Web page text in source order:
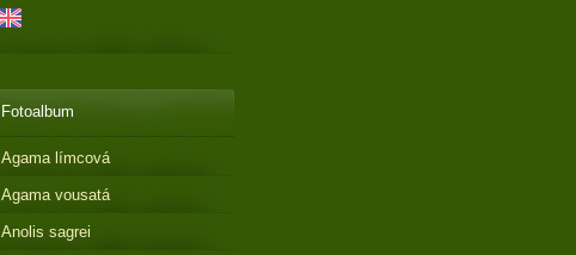
Fotoalbum
Agama límcová
Agama vousatá
Anolis sagrei